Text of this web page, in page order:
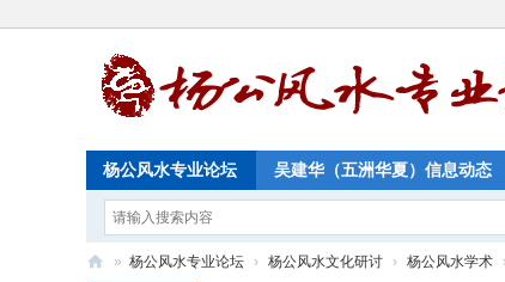
杨公风水专业论坛 吴建华（五洲华夏）信息动态
» 杨公风水专业论坛 › 杨公风水文化研讨 › 杨公风水学术